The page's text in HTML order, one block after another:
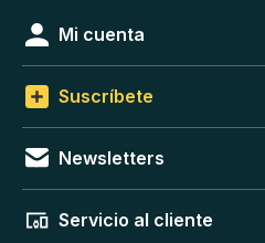
Mi cuenta
Suscríbete
Newsletters
Servicio al cliente